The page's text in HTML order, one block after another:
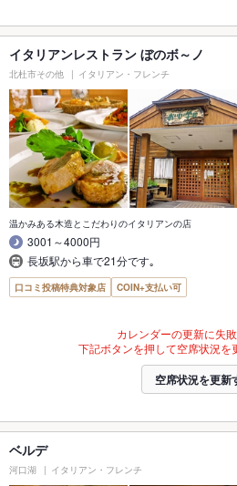
イタリアンレストラン ぼのボ～ノ
北杜市その他 イタリアン・フレンチ
温かみある木造とこだわりのイタリアンの店
3001～4000円
長坂駅から車で21分です｡
口コミ投稿特典対象店 COIN+支払い可
カレンダーの更新に失敗
下記ボタンを押して空席状況を
空席状況を更新
ベルデ
河口湖 イタリアン・フレンチ